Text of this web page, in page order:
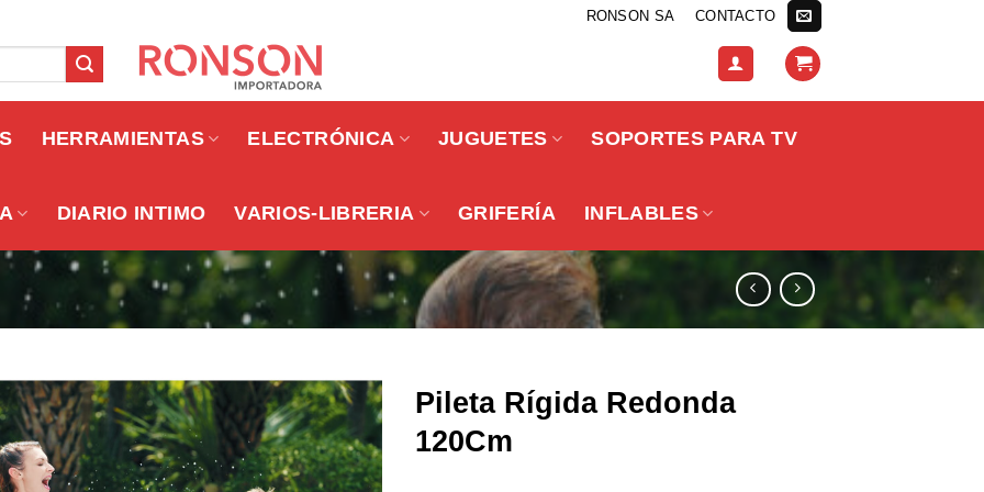
RONSON SA CONTACTO
HERRAMIENTAS ELECTRÓNICA JUGUETES SOPORTES PARA TV
DIARIO INTIMO VARIOS-LIBRERIA GRIFERÍA INFLABLES
Añadir a
Pileta Rígida Redonda
120Cm